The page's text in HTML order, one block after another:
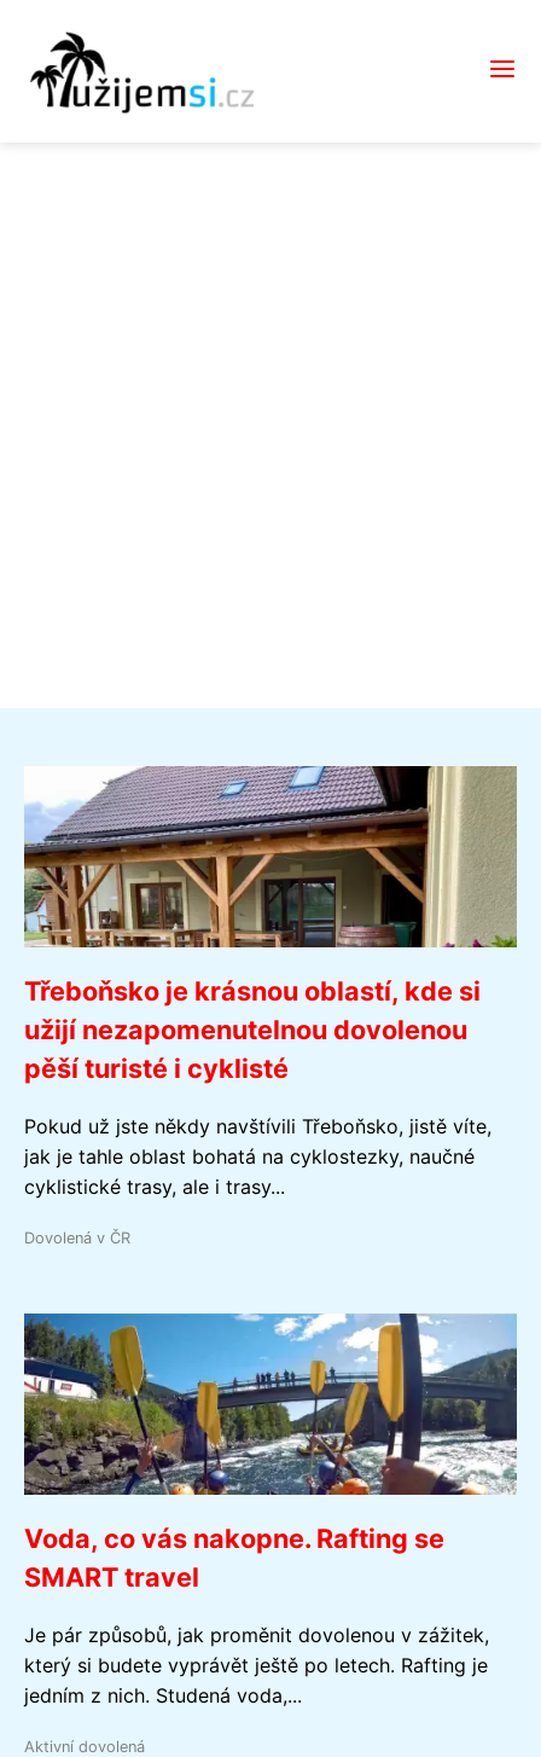
Třeboňsko je krásnou oblastí, kde si
užijí nezapomenutelnou dovolenou
pěší turisté i cyklisté
Pokud už jste někdy navštívili Třeboňsko, jistě víte,
jak je tahle oblast bohatá na cyklostezky, naučné
cyklistické trasy, ale i trasy...
Dovolená v ČR
Voda, co vás nakopne. Rafting se
SMART travel
Je pár způsobů, jak proměnit dovolenou v zážitek,
který si budete vyprávět ještě po letech. Rafting je
jedním z nich. Studená voda,...
Aktivní dovolená